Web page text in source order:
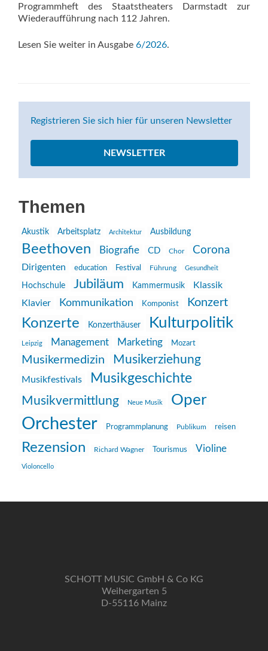
Programmheft des Staatstheaters Darmstadt zur
Wiederaufführung nach 112 Jahren.
Lesen Sie weiter in Ausgabe 6/2026.
Registrieren Sie sich hier für unseren Newsletter
NEWSLETTER
Themen
Akustik Arbeitsplatz Architektur Ausbildung
Beethoven Biografie CD Chor Corona
Dirigenten education Festival Führung Gesundheit
Hochschule Jubiläum Kammermusik
Klassik
Klavier
Kommunikation Komponist Konzert
Konzerte Konzerthäuser Kulturpolitik
Leipzig Management Marketing Mozart
Musikermedizin Musikerziehung
Musikfestivals Musikgeschichte
Musikvermittlung Neue Musik Oper
Orchester Programmplanung Publikum reisen
Rezension Richard Wagner Tourismus Violine
Violoncello
SCHOTT MUSIC GmbH & Co KG
Weihergarten 5
D-55116 Mainz